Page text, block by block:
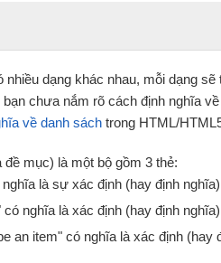
dạng khác nhau, mỗi dạng
chưa nắm rõ cách định nghĩa
về danh sách trong HTML/
mục) là một bộ gồm 3 thẻ:
nghĩa là sự xác định (hay định
có nghĩa là xác định (hay định
an item" có nghĩa là xác định (hay